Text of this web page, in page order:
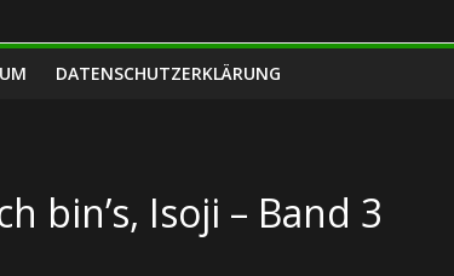
DATENSCHUTZERKLÄRUNG
bin’s, Isoji – Band 3